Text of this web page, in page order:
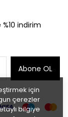
için
çerezler
bilgiye
indirim
Abone OL